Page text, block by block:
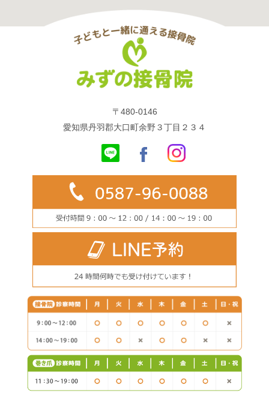
〒480-0146
愛知県丹羽郡大口町余野３丁目２３４